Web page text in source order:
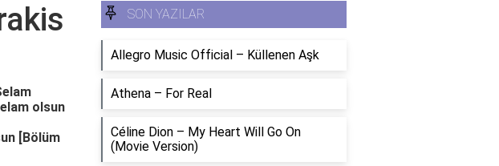
olsun
[Bölüm
SON YAZILAR
Allegro Music Official – Küllenen Aşk
Athena – For Real
Céline Dion – My Heart Will Go On
(Movie Version)